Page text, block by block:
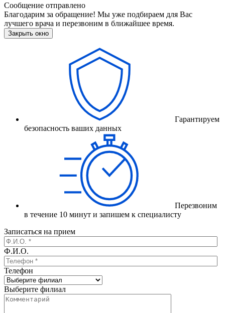
Сообщение отправлено
Благодарим за обращение! Мы уже подбираем для Вас
лучшего врача и перезвоним в ближайшее время.
Закрыть окно
Гарантируем
безопасность ваших данных
Перезвоним
в течение 10 минут и запишем к специалисту
Записаться на прием
Ф.И.О.
Телефон
Выберите филиал